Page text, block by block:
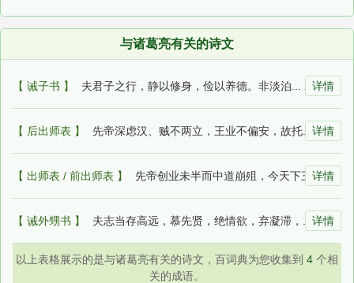
与诸葛亮有关的诗文
【 诫子书 】 夫君子之行，静以修身，俭以养德。非淡泊... 2026-07-13 07:11:01
详情
【 后出师表 】 先帝深虑汉、贼不两立，王业不偏安，故托... 2026-06-25 05:39:42
详情
【 出师表 / 前出师表 】 先帝创业未半而中道崩殂，今天下三分，益... 2026-06-23 23:17:45详情
【 诫外甥书 】 夫志当存高远，慕先贤，绝情欲，弃凝滞，... 2026-05-16 09:11:01
详情
以上表格展示的是与诸葛亮有关的诗文，百词典为您收集到 4 个相
关的成语。